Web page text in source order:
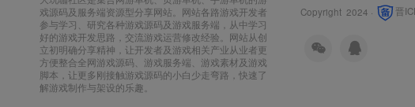
戏源码及服务端资源型分享网站。网站各路游戏开发者
参与学习、研究各种游戏源码及游戏服务端，从中学习
好的游戏开发思路，交流游戏运营修改经验。网站从创
立初明确分享精神，让开发者及游戏相关产业从业者更
方便整合全网游戏源码、游戏服务端、游戏素材及游戏
脚本，让更多刚接触游戏源码的小白少走弯路，快速了
解游戏制作与架设的乐趣。
Copyright 2024 · 晋